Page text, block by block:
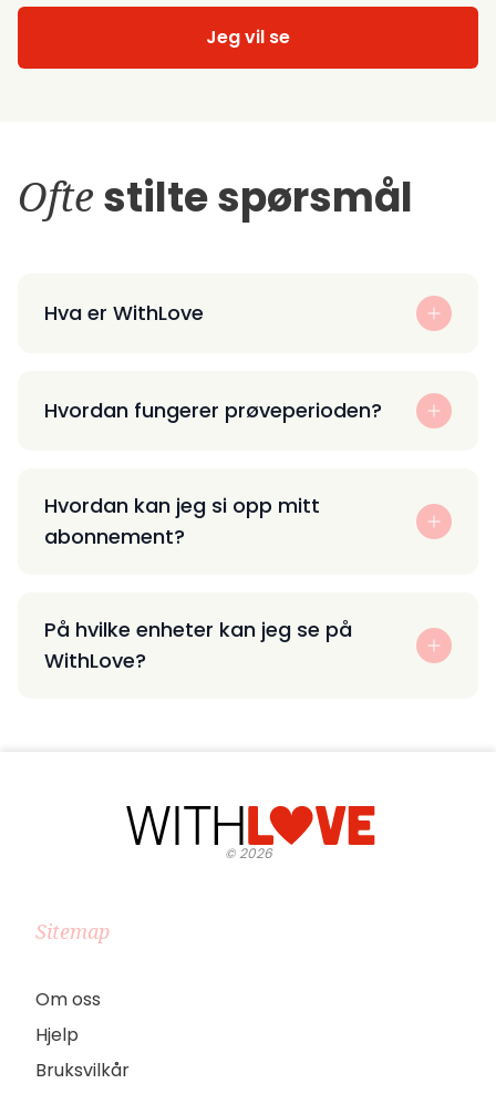
Jeg vil se
Ofte stilte spørsmål
Hva er WithLove
Hvordan fungerer prøveperioden?
Hvordan kan jeg si opp mitt
abonnement?
På hvilke enheter kan jeg se på
WithLove?
©2026
Sitemap
Om oss
Hjelp
Bruksvilkår